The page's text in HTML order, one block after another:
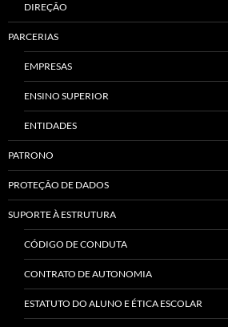
DIREÇÃO
PARCERIAS
EMPRESAS
ENSINO SUPERIOR
ENTIDADES
PATRONO
PROTEÇÃO DE DADOS
SUPORTE À ESTRUTURA
CÓDIGO DE CONDUTA
CONTRATO DE AUTONOMIA
ESTATUTO DO ALUNO E ÉTICA ESCOLAR